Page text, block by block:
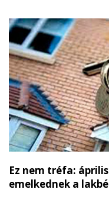
háziasította.
meg tudtuk munkálni
Ez nem tréfa:
emelkednek a